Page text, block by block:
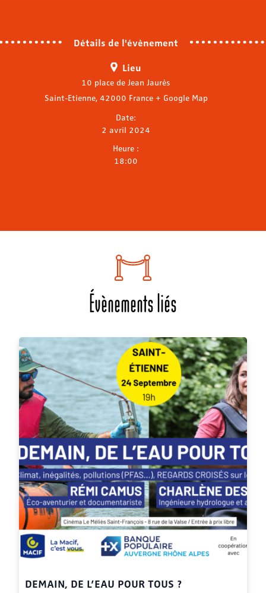
Détails de l'évènement
Lieu
10 place de Jean Jaurès
Saint-Etienne, 42000 France + Google Map
Date:
2 avril 2024
Heure :
18:00
Évènements liés
DEMAIN, DE L’EAU POUR TOUS ?